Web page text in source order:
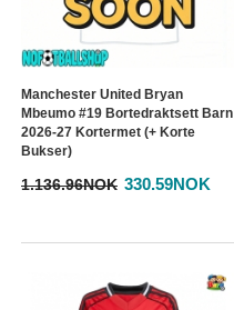
Manchester United Bryan
Mbeumo #19 Bortedraktsett Barn
2026-27 Kortermet (+ Korte
Bukser)
1.136.96NOK 330.59NOK